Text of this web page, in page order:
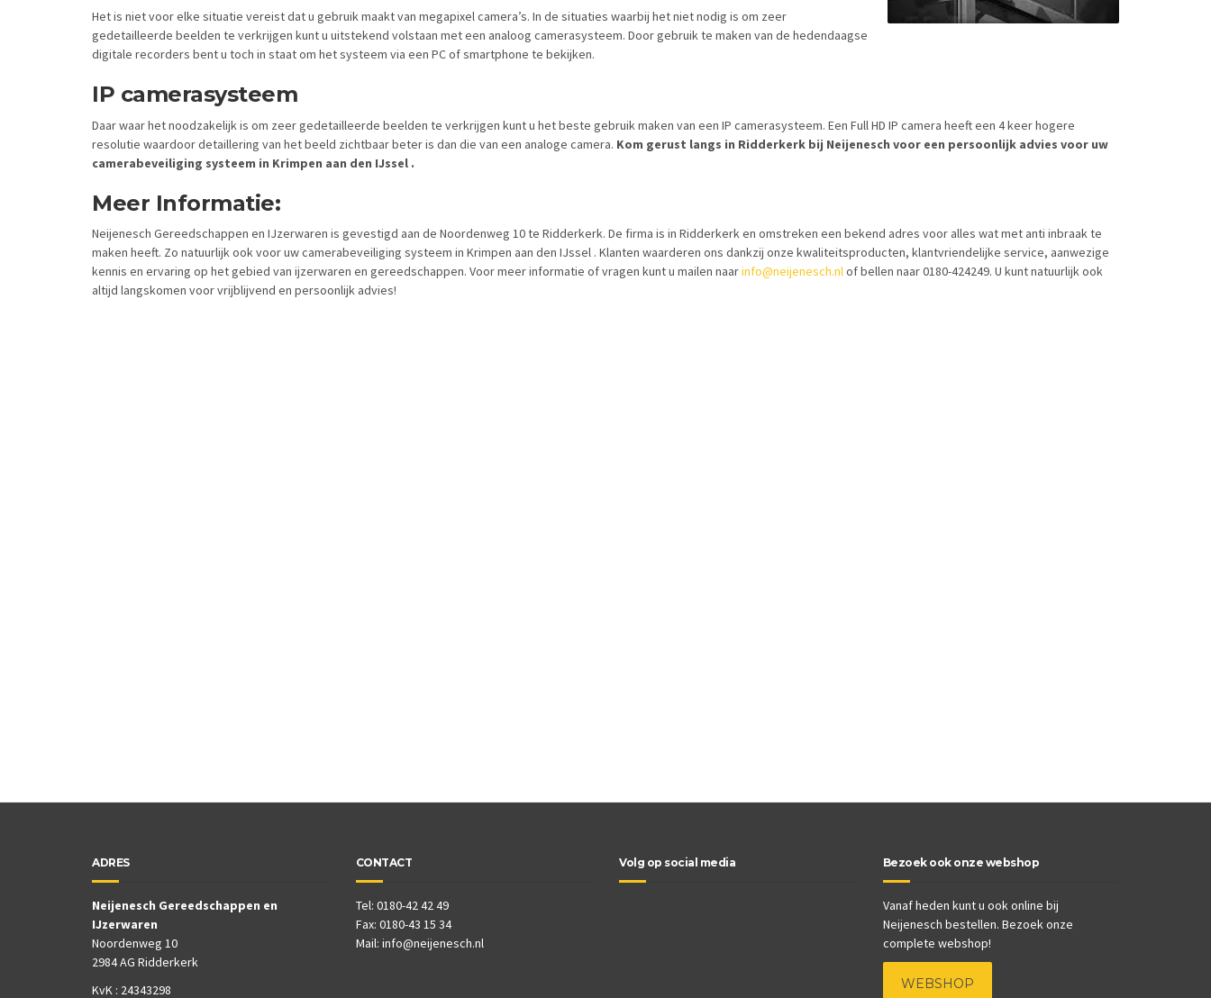
Het is niet voor elke situatie vereist dat u gebruik maakt van megapixel camera’s. In de situaties waarbij het niet nodig is om zeer
gedetailleerde beelden te verkrijgen kunt u uitstekend volstaan met een analoog camerasysteem. Door gebruik te maken van de hedendaagse
digitale recorders bent u toch in staat om het systeem via een PC of smartphone te bekijken.
IP camerasysteem
Daar waar het noodzakelijk is om zeer gedetailleerde beelden te verkrijgen kunt u het beste gebruik maken van een IP camerasysteem. Een Full HD IP camera heeft een 4 keer hogere
resolutie waardoor detaillering van het beeld zichtbaar beter is dan die van een analoge camera. Kom gerust langs in Ridderkerk bij Neijenesch voor een persoonlijk advies voor uw
camerabeveiliging systeem in Krimpen aan den IJssel .
Meer Informatie:
Neijenesch Gereedschappen en IJzerwaren is gevestigd aan de Noordenweg 10 te Ridderkerk. De firma is in Ridderkerk en omstreken een bekend adres voor alles wat met anti inbraak te
maken heeft. Zo natuurlijk ook voor uw camerabeveiliging systeem in Krimpen aan den IJssel . Klanten waarderen ons dankzij onze kwaliteitsproducten, klantvriendelijke service, aanwezige
kennis en ervaring op het gebied van ijzerwaren en gereedschappen. Voor meer informatie of vragen kunt u mailen naarinfo@neijenesch.nlof bellen naar 0180-424249. U kunt natuurlijk ook
altijd langskomen voor vrijblijvend en persoonlijk advies!
ADRES
Neijenesch Gereedschappen en
IJzerwaren
Noordenweg 10
2984 AG Ridderkerk
KvK : 24343298
CONTACT
Tel: 0180-42 42 49
Fax: 0180-43 15 34
Mail: info@neijenesch.nl
Volg op social media Bezoek ook onze webshop
Vanaf heden kunt u ook online bij
Neijenesch bestellen. Bezoek onze
complete webshop!
WEBSHOP